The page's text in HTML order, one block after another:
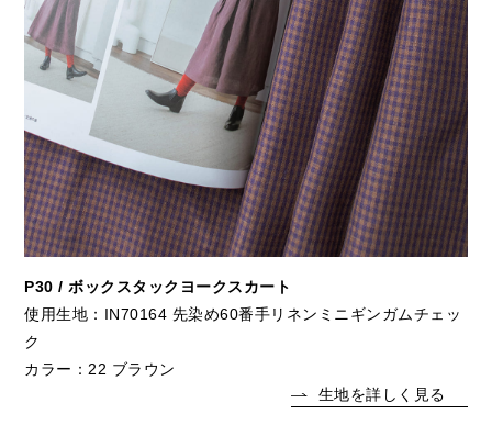
P30 / ボックスタックヨークスカート
使用生地：IN70164 先染め60番手リネンミニギンガムチェッ
ク
カラー：22 ブラウン
生地を詳しく見る